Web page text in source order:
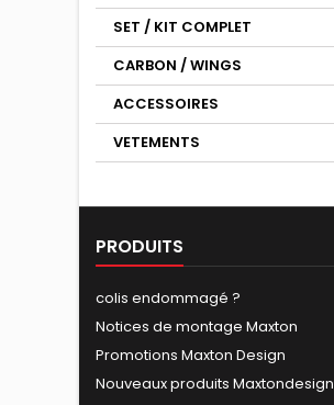
SET / KIT COMPLET
CARBON / WINGS
ACCESSOIRES
VETEMENTS
PRODUITS
colis endommagé ?
Notices de montage Maxton
Promotions Maxton Design
Nouveaux produits Maxtondesign